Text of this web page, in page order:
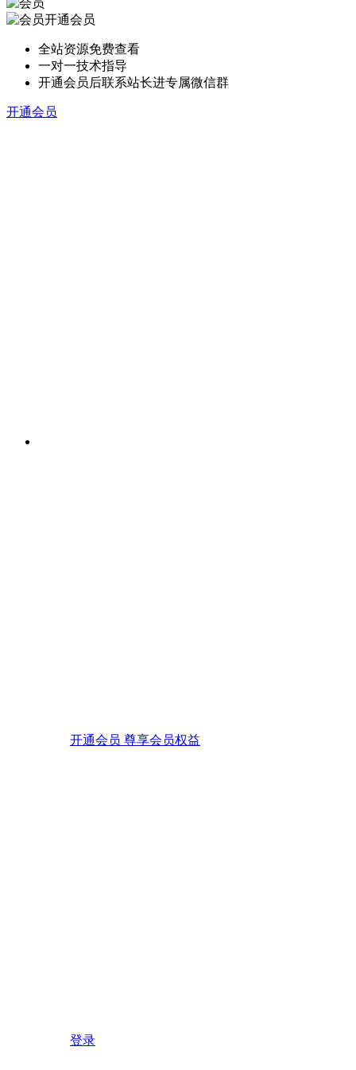
开通会员
全站资源免费查看
一对一技术指导
开通会员后联系站长进专属微信群
开通会员
开通会员 尊享会员权益
登录